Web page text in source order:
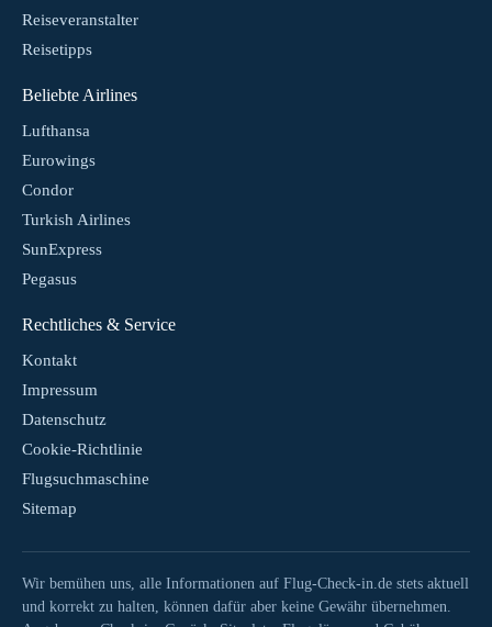
Reiseveranstalter
Reisetipps
Beliebte Airlines
Lufthansa
Eurowings
Condor
Turkish Airlines
SunExpress
Pegasus
Rechtliches & Service
Kontakt
Impressum
Datenschutz
Cookie-Richtlinie
Flugsuchmaschine
Sitemap
Wir bemühen uns, alle Informationen auf Flug-Check-in.de stets aktuell
und korrekt zu halten, können dafür aber keine Gewähr übernehmen.